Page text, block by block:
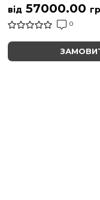
від 57000.00
0